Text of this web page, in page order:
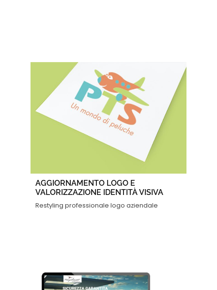
AGGIORNAMENTO LOGO E
VALORIZZAZIONE IDENTITÀ VISIVA
Restyling professionale logo aziendale